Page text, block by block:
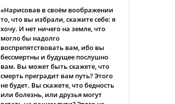
«Нарисовав в своём воображении
то, что вы избрали, скажите себе: я
хочу. И нет ничего на земле, что
могло бы надолго
воспрепятствовать вам, ибо вы
бессмертны и будущее послушно
вам. Вы может быть скажете, что
смерть преградит вам путь? Этого
не будет. Вы скажете, что бедность
или болезнь, или друзья могут